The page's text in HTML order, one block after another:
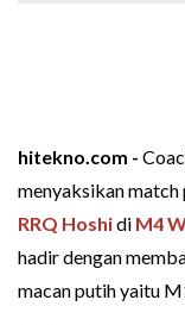
hitekno.com -
menyaksikan
RRQ Hoshidi M4
hadir dengan
macan putih yaitu